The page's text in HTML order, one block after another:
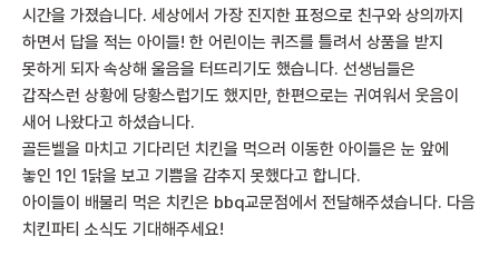
시간을 가졌습니다. 세상에서 가장 진지한 표정으로 친구와 상의까지
하면서 답을 적는 아이들! 한 어린이는 퀴즈를 틀려서 상품을 받지
못하게 되자 속상해 울음을 터뜨리기도 했습니다. 선생님들은
갑작스런 상황에 당황스럽기도 했지만, 한편으로는 귀여워서 웃음이
새어 나왔다고 하셨습니다.
골든벨을 마치고 기다리던 치킨을 먹으러 이동한 아이들은 눈 앞에
놓인 1인 1닭을 보고 기쁨을 감추지 못했다고 합니다.
아이들이 배불리 먹은 치킨은 bbq교문점에서 전달해주셨습니다. 다음
치킨파티 소식도 기대해주세요!